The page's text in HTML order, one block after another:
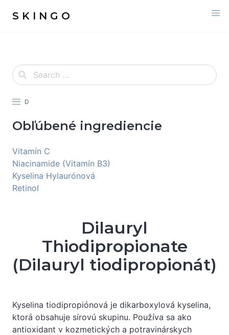
S K I N G O
D
Obľúbené ingrediencie
Vitamín C
Niacinamide (Vitamín B3)
Kyselina Hylaurónová
Retinol
Dilauryl
Thiodipropionate
(Dilauryl tiodipropionát)
Kyselina tiodipropiónová je dikarboxylová kyselina,
ktorá obsahuje sírovú skupinu. Používa sa ako
antioxidant v kozmetických a potravinárskych